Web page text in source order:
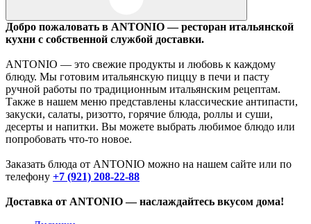
Добро пожаловать в ANTONIO — ресторан итальянской
кухни с собственной службой доставки.
ANTONIO — это свежие продукты и любовь к каждому
блюду. Мы готовим итальянскую пиццу в печи и пасту
ручной работы по традиционным итальянским рецептам.
Также в нашем меню представлены классические антипасти,
закуски, салаты, ризотто, горячие блюда, роллы и суши,
десерты и напитки. Вы можете выбрать любимое блюдо или
попробовать что-то новое.
Заказать блюда от ANTONIO можно на нашем сайте или по
телефону +7 (921) 208-22-88
Доставка от ANTONIO — наслаждайтесь вкусом дома!